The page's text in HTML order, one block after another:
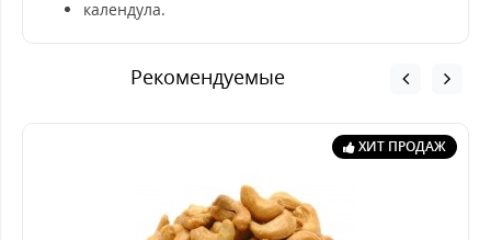
календула.
Рекомендуемые
ХИТ ПРОДАЖ